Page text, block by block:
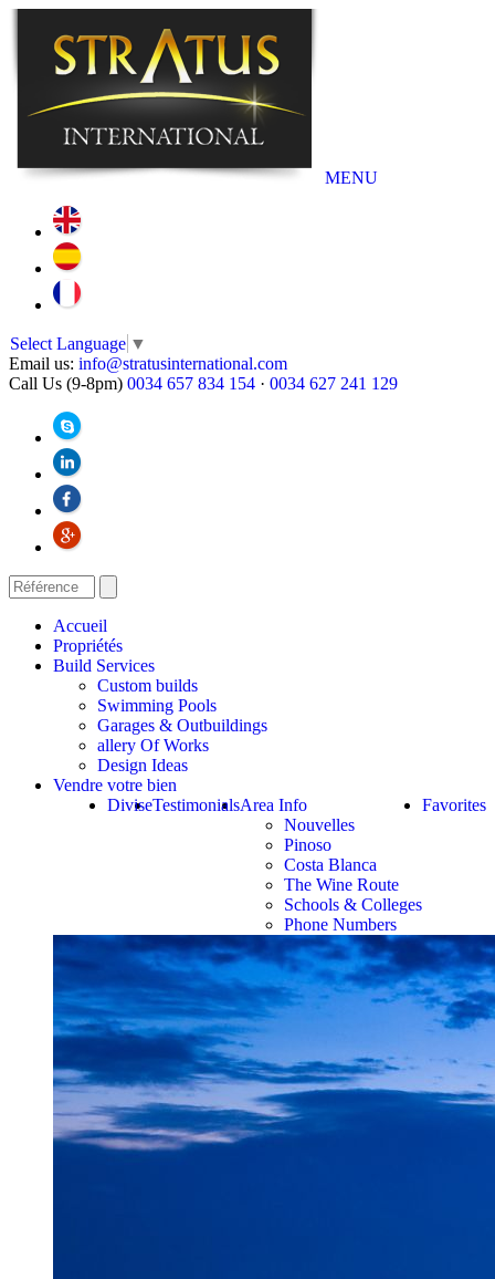
MENU
Select Language ▼
Email us: info@stratusinternational.com
Call Us (9-8pm) 0034 657 834 154 · 0034 627 241 129
Accueil
Propriétés
Build Services
Custom builds
Swimming Pools
Garages & Outbuildings
allery Of Works
Design Ideas
Vendre votre bien
Favorites
Area Info
Nouvelles
Pinoso
Costa Blanca
The Wine Route
Schools & Colleges
Phone Numbers
Testimonials
Divise